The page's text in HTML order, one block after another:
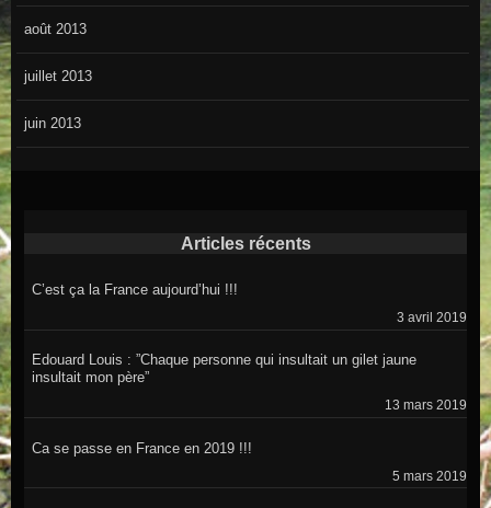
août 2013
juillet 2013
juin 2013
Articles récents
C’est ça la France aujourd’hui !!!
3 avril 2019
Edouard Louis : ”Chaque personne qui insultait un gilet jaune
insultait mon père”
13 mars 2019
Ca se passe en France en 2019 !!!
5 mars 2019